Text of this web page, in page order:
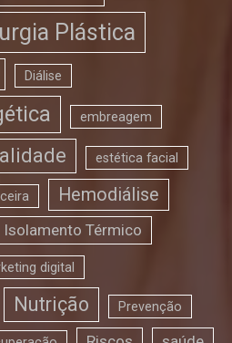
Plástica
Diálise
embreagem
estética facial
Hemodiálise
Isolamento Térmico
digital
Nutrição Prevenção